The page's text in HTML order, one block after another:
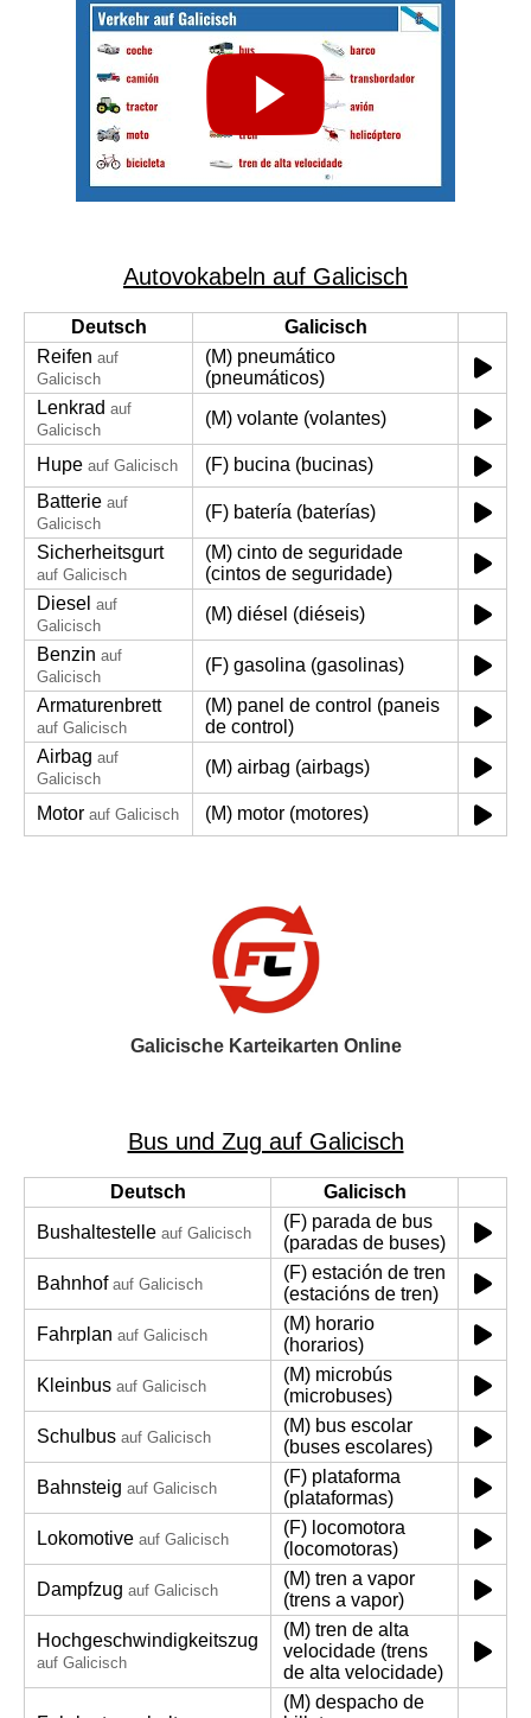
Autovokabeln auf Galicisch
Deutsch
Galicisch
Reifen auf
Galicisch
(M) pneumático
(pneumáticos)
Lenkrad auf
Galicisch
(M) volante (volantes)
Hupe auf Galicisch
(F) bucina (bucinas)
Batterie auf
Galicisch
(F) batería (baterías)
Sicherheitsgurt
auf Galicisch
(M) cinto de seguridade
(cintos de seguridade)
Diesel auf
Galicisch
(M) diésel (diéseis)
Benzin auf
Galicisch
(F) gasolina (gasolinas)
Armaturenbrett
auf Galicisch
(M) panel de control (paneis
de control)
Airbag auf
Galicisch
(M) airbag (airbags)
Motor auf Galicisch (M) motor (motores)
Galicische Karteikarten Online
Bus und Zug auf Galicisch
Deutsch
Galicisch
Bushaltestelle auf Galicisch
(F) parada de bus
(paradas de buses)
Bahnhof auf Galicisch
(F) estación de tren
(estacións de tren)
Fahrplan auf Galicisch
(M) horario
(horarios)
Kleinbus auf Galicisch
(M) microbús
(microbuses)
Schulbus auf Galicisch
(M) bus escolar
(buses escolares)
Bahnsteig auf Galicisch
(F) plataforma
(plataformas)
Lokomotive auf Galicisch
(F) locomotora
(locomotoras)
Dampfzug auf Galicisch
(M) tren a vapor
(trens a vapor)
Hochgeschwindigkeitszug
auf Galicisch
(M) tren de alta
velocidade (trens
de alta velocidade)
(M) despacho de